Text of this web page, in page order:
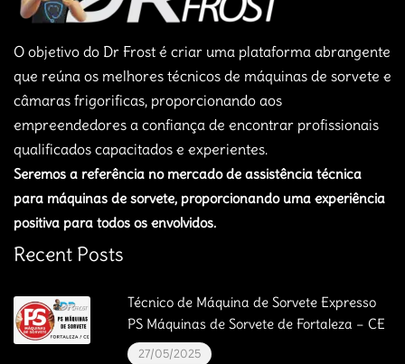
O objetivo do Dr Frost é criar uma plataforma abrangente
que reúna os melhores técnicos de máquinas de sorvete e
câmaras frigorificas, proporcionando aos
empreendedores a confiança de encontrar profissionais
qualificados capacitados e experientes.
Seremos a referência no mercado de assistência técnica
para máquinas de sorvete, proporcionando uma experiência
positiva para todos os envolvidos.
Recent Posts
Técnico de Máquina de Sorvete Expresso
PS Máquinas de Sorvete de Fortaleza – CE
27/05/2025